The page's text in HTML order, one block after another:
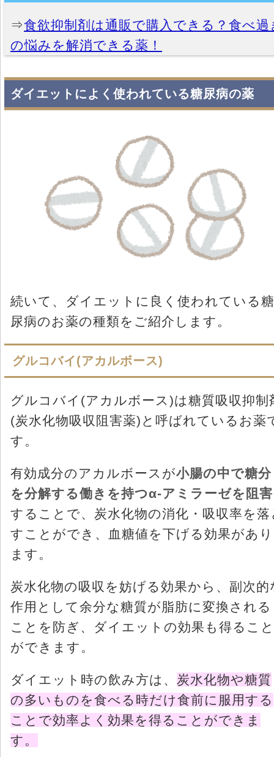
⇒食欲抑制剤は通販で購入できる？食べ過
の悩みを解消できる薬！
ダイエットによく使われている糖尿病の薬
続いて、ダイエットに良く使われている糖
尿病のお薬の種類をご紹介します。
グルコバイ(アカルボース)
グルコバイ(アカルボース)は糖質吸収抑制
(炭水化物吸収阻害薬)と呼ばれているお薬
す。
有効成分のアカルボースが小腸の中で糖分
を分解する働きを持つα-アミラーゼを阻害
することで、炭水化物の消化・吸収率を落
すことができ、血糖値を下げる効果があり
ます。
炭水化物の吸収を妨げる効果から、副次的
作用として余分な糖質が脂肪に変換される
ことを防ぎ、ダイエットの効果も得ること
ができます。
ダイエット時の飲み方は、 炭水化物や糖質
の多いものを食べる時だけ食前に服用する
ことで効率よく効果を得ることができま
す。